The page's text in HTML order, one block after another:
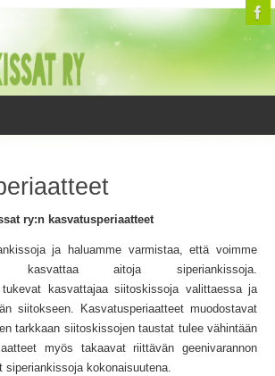
ry:n kasvatusperiaatteet
ja haluamme varmistaa, että voimme
kasvattaa aitoja siperiankissoja.
tukevat kasvattajaa siitoskissoja valittaessa ja
siitokseen. Kasvatusperiaatteet muodostavat
tarkkaan siitoskissojen taustat tulee vähintään
myös takaavat riittävän geenivarannon
siperiankissoja kokonaisuutena.